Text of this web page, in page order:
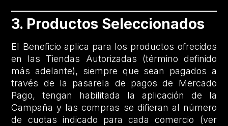
3. Productos Seleccionados
El Beneficio aplica para los productos ofrecidos
en las Tiendas Autorizadas (término definido
más adelante), siempre que sean pagados a
través de la pasarela de pagos de Mercado
Pago, tengan habilitada la aplicación de la
Campaña y las compras se difieran al número
de cuotas indicado para cada comercio (ver